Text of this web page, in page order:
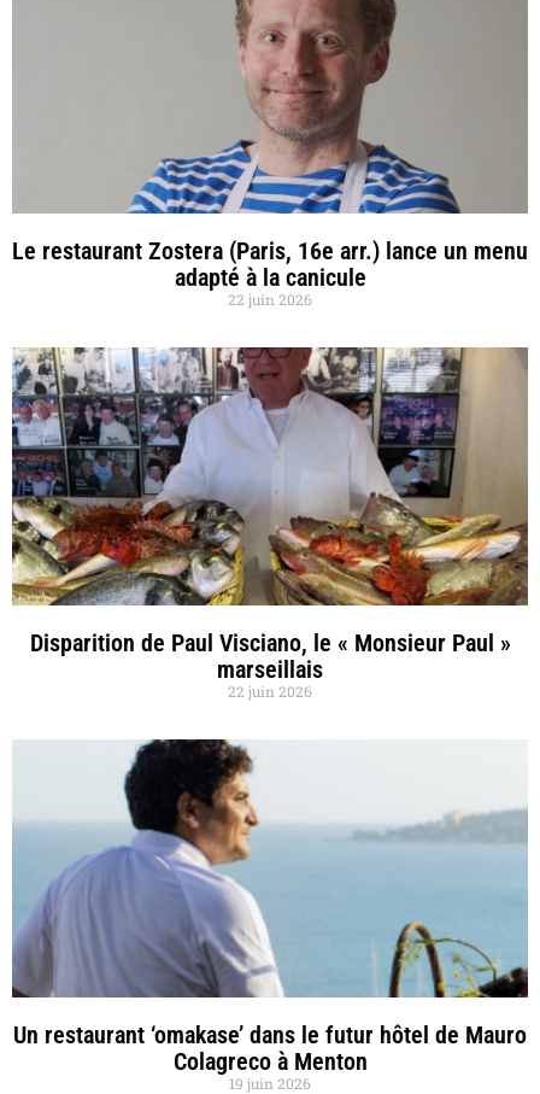
Le restaurant Zostera (Paris, 16e arr.) lance un menu
adapté à la canicule
22 juin 2026
Disparition de Paul Visciano, le « Monsieur Paul »
marseillais
22 juin 2026
Un restaurant ‘omakase’ dans le futur hôtel de Mauro
Colagreco à Menton
19 juin 2026